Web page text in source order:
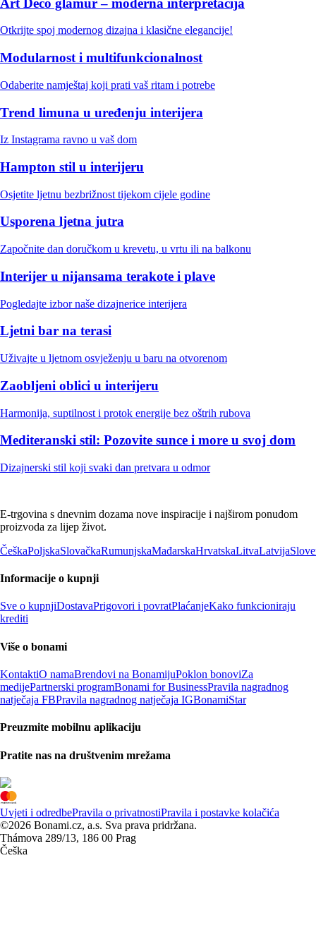
Art Deco glamur – moderna interpretacija
Otkrijte spoj modernog dizajna i klasične elegancije!
Modularnost i multifunkcionalnost
Odaberite namještaj koji prati vaš ritam i potrebe
Trend limuna u uređenju interijera
Iz Instagrama ravno u vaš dom
Hampton stil u interijeru
Osjetite ljetnu bezbrižnost tijekom cijele godine
Usporena ljetna jutra
Započnite dan doručkom u krevetu, u vrtu ili na balkonu
Interijer u nijansama terakote i plave
Pogledajte izbor naše dizajnerice interijera
Ljetni bar na terasi
Uživajte u ljetnom osvježenju u baru na otvorenom
Zaobljeni oblici u interijeru
Harmonija, suptilnost i protok energije bez oštrih rubova
Mediteranski stil: Pozovite sunce i more u svoj dom
Dizajnerski stil koji svaki dan pretvara u odmor
E-trgovina s dnevnim dozama nove inspiracije i najširom ponudom
proizvoda za lijep život.
ČeškaPoljskaSlovačkaRumunjskaMađarskaHrvatskaLitvaLatvija
Informacije o kupnji
Sve o kupnjiDostavaPrigovori i povratPlaćanjeKako funkcioniraju
krediti
Više o bonami
KontaktiO namaBrendovi na BonamijuPoklon bonoviZa
medijePartnerski programBonami for BusinessPravila nagradnog
natječaja FBPravila nagradnog natječaja IGBonamiStar
Preuzmite mobilnu aplikaciju
Pratite nas na društvenim mrežama
Uvjeti i odredbePravila o privatnostiPravila i postavke kolačića
©2026 Bonami.cz, a.s. Sva prava pridržana.
Thámova 289/13, 186 00 Prag
Češka